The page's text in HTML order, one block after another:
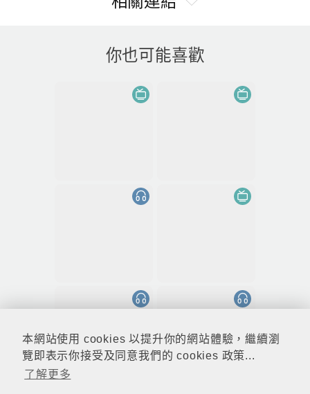
本網站使用 cookies 以提升你的網站體驗，繼續瀏
覽即表示你接受及同意我們的 cookies 政策...
了解更多
你也可能喜歡